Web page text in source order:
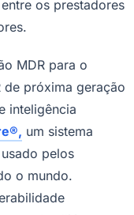
MDR para o
inteligência
um sistema
pelos
o mundo.
IntelliCare
IA que são